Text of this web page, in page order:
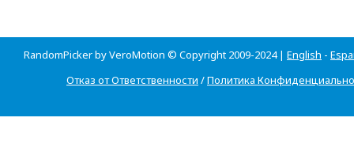
RandomPicker by VeroMotion © Copyright 2009-2024 | English -
Отказ от Ответственности /Политика